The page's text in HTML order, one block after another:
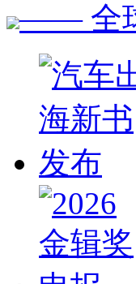
—— 全